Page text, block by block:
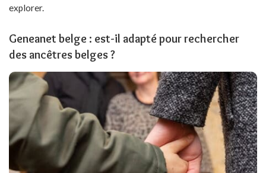
explorer.
Geneanet belge : est-il adapté pour rechercher
des ancêtres belges ?